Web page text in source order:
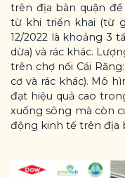
trên địa bàn quận
từ khi triển khai (từ
12/2022 là khoảng 3
dừa) và rác khác.
trên chợ nổi Cái
cơ và rác khác). Mô
đạt hiệu quả cao
xuống sông mà còn
động kinh tế trên địa